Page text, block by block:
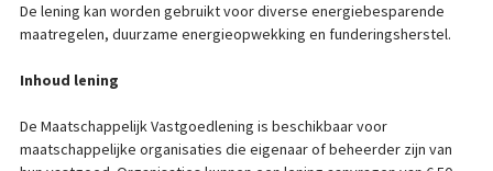
De lening kan worden gebruikt voor diverse energiebesparende
maatregelen, duurzame energieopwekking en funderingsherstel.
Inhoud lening
De Maatschappelijk Vastgoedlening is beschikbaar voor
maatschappelijke organisaties die eigenaar of beheerder zijn van